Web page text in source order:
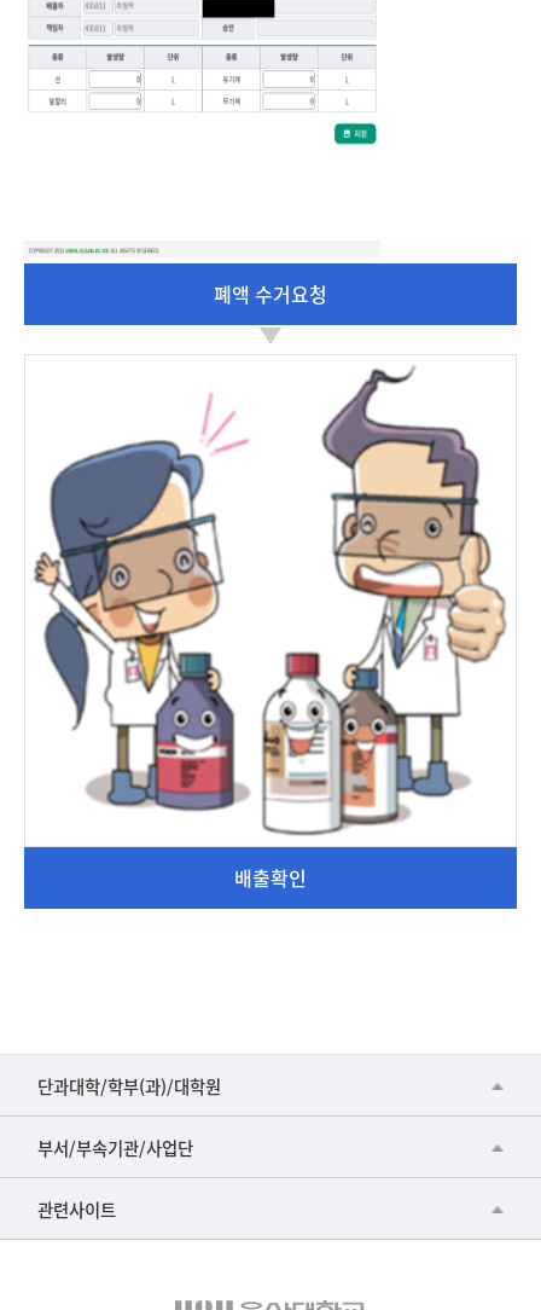
폐액 수거요청
배출확인
단과대학/학부(과)/대학원
■인문대학
▷국어국문학부
▷일본어·일본학과
부서/부속기관/사업단
공동기기센터
공학교육혁신센터
관련사이트
건강가정지원센터
교수협의회